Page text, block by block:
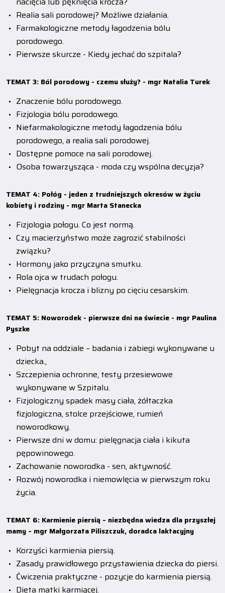
Realia sali porodowej? Możliwe działania.
Farmakologiczne metody łagodzenia bólu
porodowego.
Pierwsze skurcze - Kiedy jechać do szpitala?
TEMAT 3: Ból porodowy - czemu służy? - mgr Natalia Turek
Znaczenie bólu porodowego.
Fizjologia bólu porodowego.
Niefarmakologiczne metody łagodzenia bólu
porodowego, a realia sali porodowej.
Dostępne pomoce na sali porodowej.
Osoba towarzysząca - moda czy wspólna decyzja?
TEMAT 4: Połóg - jeden z trudniejszych okresów w życiu
kobiety i rodziny - mgr Marta Stanecka
Fizjologia połogu. Co jest normą.
Czy macierzyństwo może zagrozić stabilności
związku?
Hormony jako przyczyna smutku.
Rola ojca w trudach połogu.
Pielęgnacja krocza i blizny po cięciu cesarskim.
TEMAT 5: Noworodek - pierwsze dni na świecie - mgr Paulina
Pyszke
Pobyt na oddziale – badania i zabiegi wykonywane u
dziecka.,
Szczepienia ochronne, testy przesiewowe
wykonywane w Szpitalu.
Fizjologiczny spadek masy ciała, żółtaczka
fizjologiczna, stolce przejściowe, rumień
noworodkowy.
Pierwsze dni w domu: pielęgnacja ciała i kikuta
pępowinowego.
Zachowanie noworodka - sen, aktywność.
Rozwój noworodka i niemowlęcia w pierwszym roku
życia.
TEMAT 6: Karmienie piersią – niezbędna wiedza dla przyszłej
mamy – mgr Małgorzata Piliszczuk, doradca laktacyjny
Korzyści karmienia piersią.
Zasady prawidłowego przystawienia dziecka do piersi.
Ćwiczenia praktyczne - pozycje do karmienia piersią.
Dieta matki karmiącej.